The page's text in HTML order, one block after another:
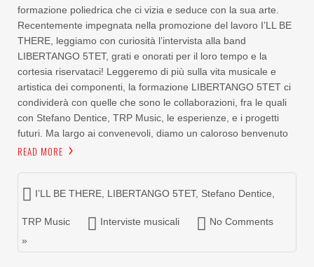
formazione poliedrica che ci vizia e seduce con la sua arte.
Recentemente impegnata nella promozione del lavoro I’LL BE
THERE, leggiamo con curiosità l’intervista alla band
LIBERTANGO 5TET, grati e onorati per il loro tempo e la
cortesia riservataci! Leggeremo di più sulla vita musicale e
artistica dei componenti, la formazione LIBERTANGO 5TET ci
condividerà con quelle che sono le collaborazioni, fra le quali
con Stefano Dentice, TRP Music, le esperienze, e i progetti
futuri. Ma largo ai convenevoli, diamo un caloroso benvenuto
READ MORE
I’LL BE THERE LIBERTANGO 5TET, Stefano Dentice
TRP Music Interviste musicali
No Comments
»